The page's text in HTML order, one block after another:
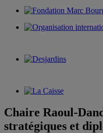
Chaire Raoul-
stratégiques et